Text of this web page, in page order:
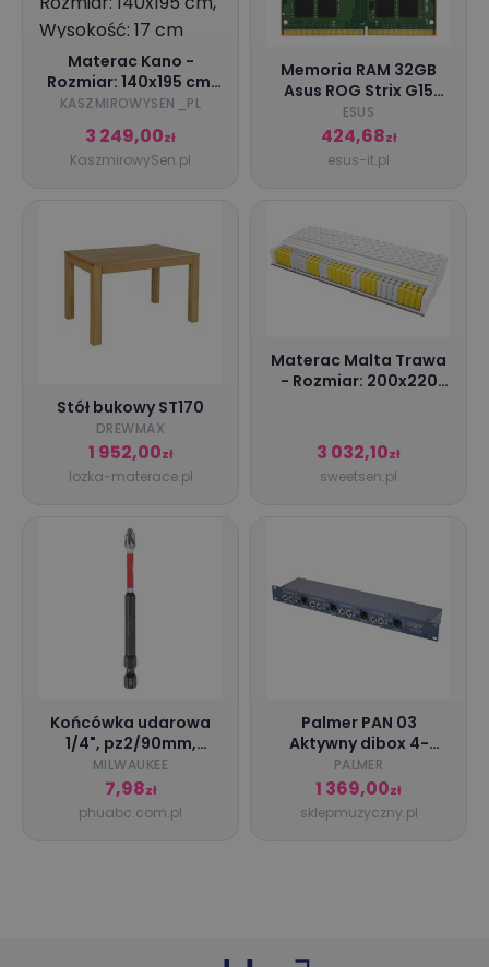
Materac Kano -
Rozmiar: 140x195 cm,
Wysokość: 17 cm
KASZMIROWYSEN_PL
3 249,00zł
KaszmirowySen.pl
Memoria RAM 32GB
Asus ROG Strix G15
G513RM-AS91-CA
DDR5 4800MHz SO-
DIMM
ESUS
424,68zł
esus-it.pl
Stół bukowy ST170
DREWMAX
1 952,00zł
lozka-materace.pl
Materac Malta Trawa
- Rozmiar: 200x220
3 032,10zł
sweetsen.pl
Końcówka udarowa
1/4", pz2/90mm,
shockwave, impact
duty, milwaukee
[4932430867]
MILWAUKEE
7,98zł
phuabc.com.pl
Palmer PAN 03
Aktywny dibox 4-
kanałowy
PALMER
1 369,00zł
sklepmuzyczny.pl